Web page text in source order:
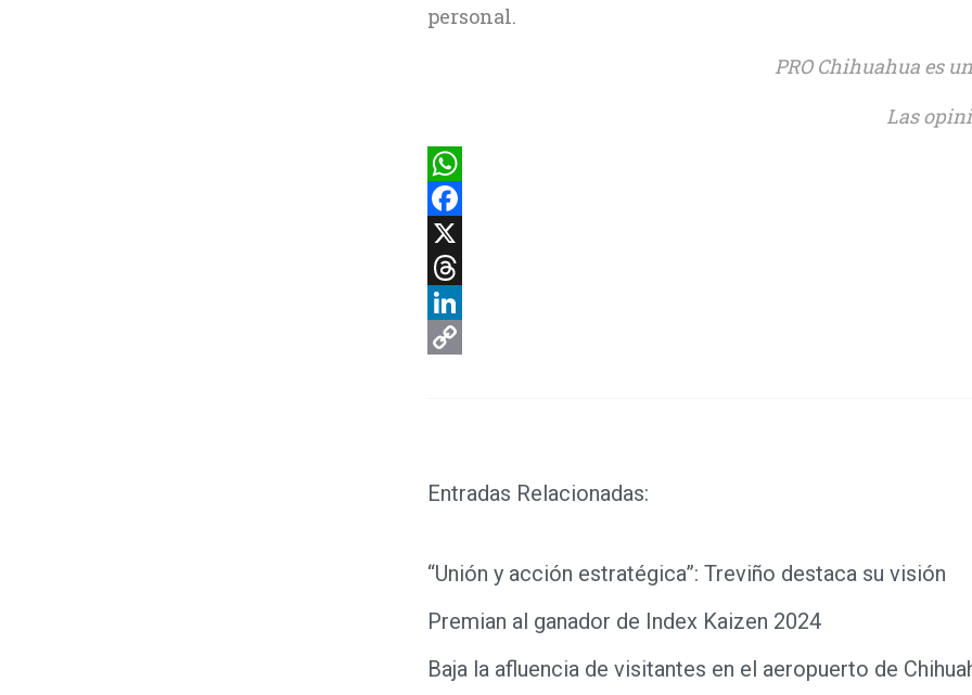
personal.
PRO Chihuahua es
Las
WhatsApp
Facebook
X
Threads
LinkedIn
Entradas Relacionadas:
“Unión y acción estratégica”: Treviño destaca su visión
Premian al ganador de Index Kaizen 2024
Baja la afluencia de visitantes en el aeropuerto de